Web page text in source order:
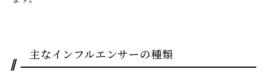
主なインフルエンサーの種類